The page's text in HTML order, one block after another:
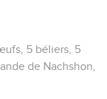
5 béliers, 5
de Nachshon,